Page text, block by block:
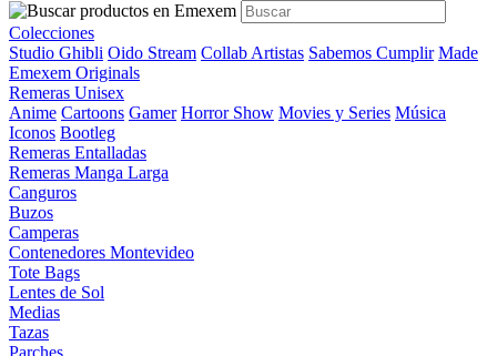
Colecciones
Studio Ghibli Oido Stream Collab Artistas Sabemos Cumplir Made
Emexem Originals
Remeras Unisex
Anime Cartoons Gamer Horror Show Movies y Series Música
Iconos Bootleg
Remeras Entalladas
Remeras Manga Larga
Canguros
Buzos
Camperas
Contenedores Montevideo
Tote Bags
Lentes de Sol
Medias
Tazas
Parches